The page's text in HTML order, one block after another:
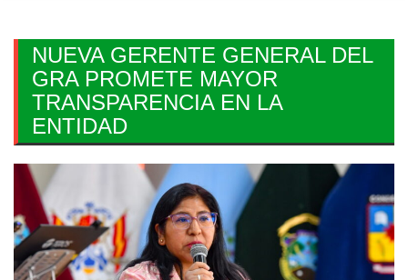
NUEVA GERENTE GENERAL DEL
GRA PROMETE MAYOR
TRANSPARENCIA EN LA
ENTIDAD